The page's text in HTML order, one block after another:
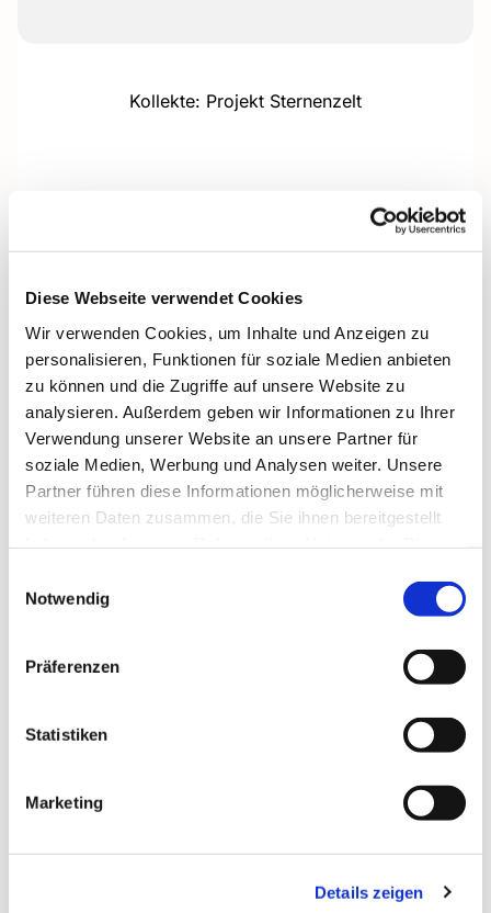
Diese Webseite verwendet Cookies
Wir verwenden Cookies, um Inhalte und Anzeigen zu
personalisieren, Funktionen für soziale Medien anbieten
zu können und die Zugriffe auf unsere Website zu
analysieren. Außerdem geben wir Informationen zu Ihrer
Verwendung unserer Website an unsere Partner für
soziale Medien, Werbung und Analysen weiter. Unsere
Partner führen diese Informationen möglicherweise mit
weiteren Daten zusammen, die Sie ihnen bereitgestellt
Notwendig
Präferenzen
Statistiken
Marketing
Details zeigen
Kollekte: Projekt Sternenzelt